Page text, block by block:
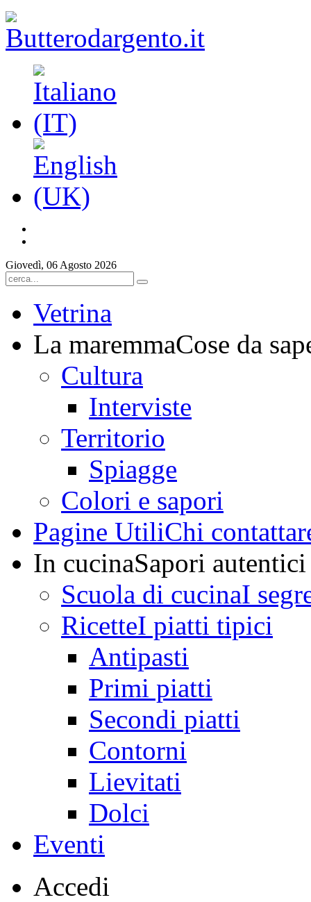
Giovedì, 06 Agosto 2026
Vetrina
La maremmaCose da
Cultura
Interviste
Territorio
Spiagge
Colori e sapori
Pagine UtiliChi
In cucinaSapori autentici
Scuola di cucinaI
RicetteI piatti tipici
Antipasti
Primi piatti
Secondi piatti
Contorni
Lievitati
Dolci
Eventi
Accedi